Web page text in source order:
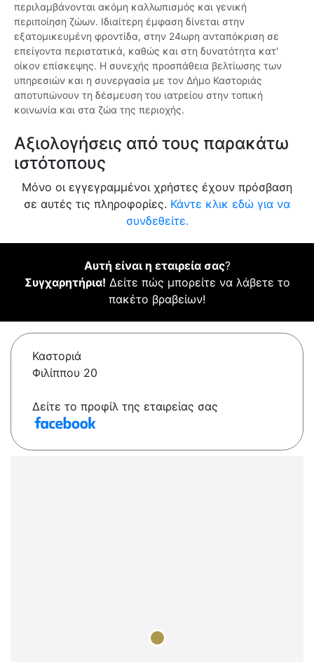
περιλαμβάνονται ακόμη καλλωπισμός και γενική
περιποίηση ζώων. Ιδιαίτερη έμφαση δίνεται στην
εξατομικευμένη φροντίδα, στην 24ωρη ανταπόκριση σε
επείγοντα περιστατικά, καθώς και στη δυνατότητα κατ'
οίκον επίσκεψης. Η συνεχής προσπάθεια βελτίωσης των
υπηρεσιών και η συνεργασία με τον Δήμο Καστοριάς
αποτυπώνουν τη δέσμευση του ιατρείου στην τοπική
κοινωνία και στα ζώα της περιοχής.
Αξιολογήσεις από τους παρακάτω
ιστότοπους
Μόνο οι εγγεγραμμένοι χρήστες έχουν πρόσβαση
σε αυτές τις πληροφορίες. Κάντε κλικ εδώ για να
συνδεθείτε.
Αυτή είναι η εταιρεία σας?
Συγχαρητήρια! Δείτε πώς μπορείτε να λάβετε το
πακέτο βραβείων!
Καστοριά
Φιλίππου 20
Δείτε το προφίλ της εταιρείας σας